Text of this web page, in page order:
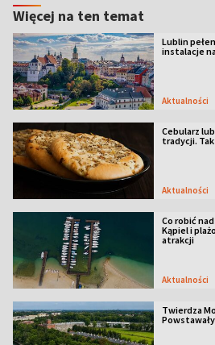
Więcej na ten temat
Lublin
instalacje
Aktualności
Cebularz
tradycji.
Aktualności
Co robić
Kąpiel i
atrakcji
Aktualności
Twierdza